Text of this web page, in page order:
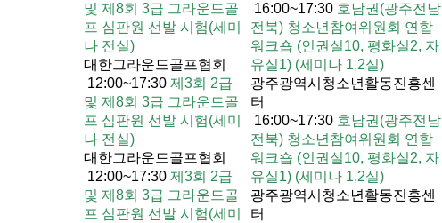
및 제8회 3급 그라운드골
프 심판원 선발 시험(세미
나 전실)
대한그라운드골프협회
12:00~17:30 제3회 2급
및 제8회 3급 그라운드골
프 심판원 선발 시험(세미
나 전실)
대한그라운드골프협회
12:00~17:30 제3회 2급
및 제8회 3급 그라운드골
프 심판원 선발 시험(세미
16:00~17:30 호남권(광주전남
전북) 청소년참여위원회 연합
워크숍 (인권실10, 평화실2, 자
유실1) (세미나 1,2실)
광주광역시청소년활동진흥센
터
16:00~17:30 호남권(광주전남
전북) 청소년참여위원회 연합
워크숍 (인권실10, 평화실2, 자
유실1) (세미나 1,2실)
광주광역시청소년활동진흥센
터